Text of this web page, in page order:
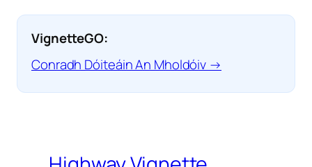
VignetteGO:
Conradh Dóiteáin An Mholdóiv →